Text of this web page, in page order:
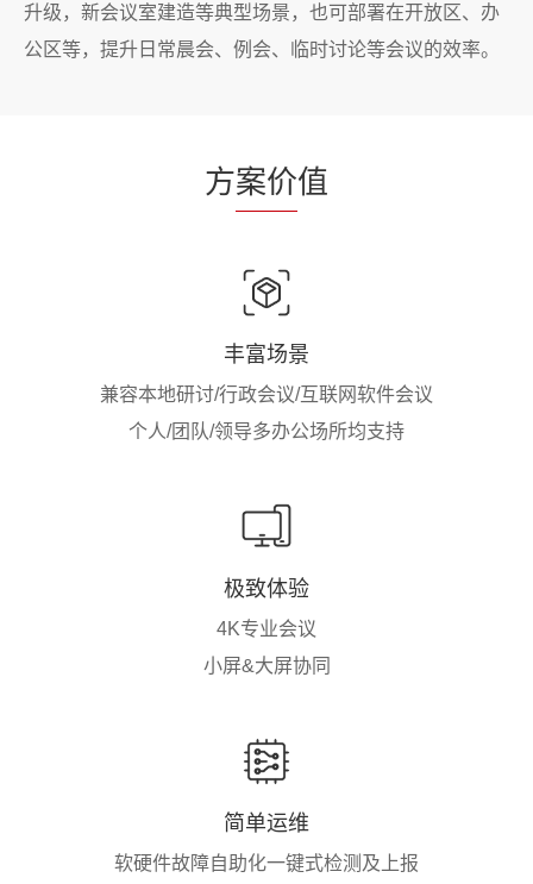
升级，新会议室建造等典型场景，也可部署在开放区、办
公区等，提升日常晨会、例会、临时讨论等会议的效率。
方案价值
丰富场景
兼容本地研讨/行政会议/互联网软件会议
个人/团队/领导多办公场所均支持
极致体验
4K专业会议
小屏&大屏协同
简单运维
软硬件故障自助化一键式检测及上报